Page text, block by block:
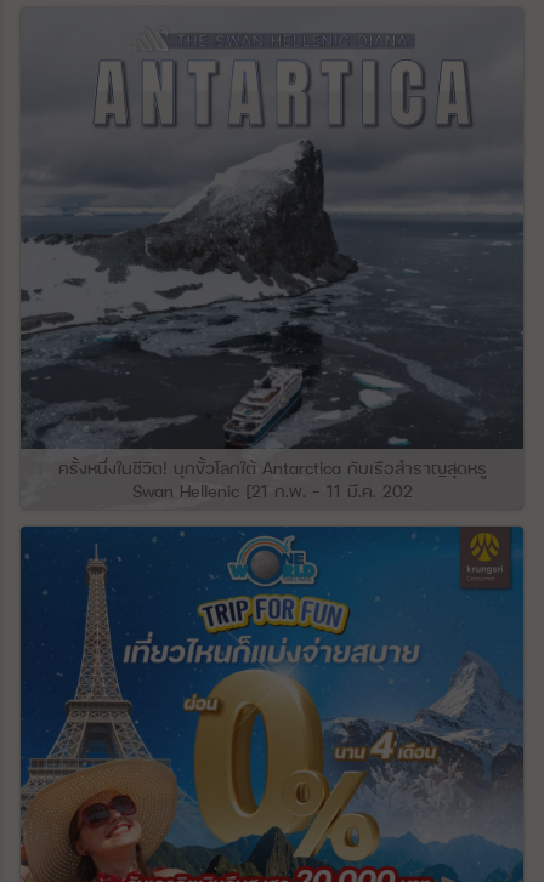
เคซัส ซึ่งประกอบด้วยแนวเทือกเขาขนานและ
แนวขวางที่พุ่งสูงขึ้นไปทางทิศตะวันออก และ
มักจะคั่นด้วยโตรกธารและป่าลึก ยอดเขาที่
งดงามตระการตา ได้แก่ ยอดเขา Shkhara ซึ่ง
สูง 16,627 ฟุต (5,068 เมตร) เป็นจุดที่สูงที่สุด
ในจอร์เจีย และ Mounts Rustaveli, Tetnuld
และ Ushba ซึ่งทั้งหมดสูงกว่า 15,000 ฟุต
ปล่องของภูเขาไฟ Mkinvari (Kazbek) ที่ดับ
แล้วอยู่เหนือเทือกเขา Bokovoy ทางตอนเหนือ
สุดจากความสูง 16,512 ฟุต แนวยอดเขาที่
สำคัญจำนวนหนึ่งขยายออกไปทางทิศใต้จาก
ระยะกลาง รวมถึงของยอดเขา Lomis และ
Kartli (Kartalinian) ที่ตั้งฉากกับแนวเทือกเขา
คอเคเซียน จากแนวชายฝั่งที่ปกคลุมด้วยน้ำ
แข็งของพื้นที่สูงและสวยงามเหล่านี้ประกอบ
ด้วยลำธารและแม่น้ำหลายสายไหลผ่าน ความ
ลาดชันทางตอนใต้ของเทือกเขาเกรทเทอร์คอ
เคซัส ประกอบด้วยที่ราบลุ่มภาคกลางที่เกิดขึ้น
จากความกดอากาศต่ำทางโครงสร้างขนาด
ใหญ่ ที่ราบโกลคิดาใกล้ชายฝั่งทะเลดำถูก
ปกคลุมด้วยชั้นหนาของตะกอนที่เกิดจากแม่น้ำ
สำคัญของจอร์เจียตะวันตก ได้แก่ แม่น้ำ
Inguri, Rioni และ Kodori ซึ่งไหลลงมาจาก
เทือกเขาเกรทเทอร์คอเคซัส ซึ่งไหลผ่านพื้นที่
กว้างสู่ทะเล ภูมิภาคนี้จึงมีความสำคัญอย่างยิ่ง
ผ่านการเพาะปลูกพืชกึ่งเขตร้อนและพืชเชิง
พาณิชย์อื่นๆ ทางด้านทิศตะวันออก มีเทือกเขา
Meskhet และ Likh ซึ่งเชื่อมระหว่างเทือกเขา
คอเคซัสและที่ราบสูงคอเคซัส (Greater and
Lesser Caucasus) ระะหว่างแอ่งของทะเลดำ
และทะเลแคสเปียน ในจอร์เจียตอนกลาง
ระหว่างเมือง Khashuri และ Mtsʿkhetʿa
(เมืองหลวงโบราณ) เป็นที่ราบสูงชั้นในที่เรียก
ว่าที่ราบ Kartli (Kartalinian) ล้อมรอบด้วย
ภูเขาทางทิศเหนือ ทิศใต้ ทิศตะวันออก และทิศ
ตะวันตก ที่ปกคลุมไปด้วยตะกอนดินเหลืองเป็น
ไรน์ให้เราได้เห็นตลอดในระหว่างล่อง
เรือ#Covid19จบเราจะไปเที่ยวกัน
ครั้งหนึ่งในชีวิต! บุกขั้วโลกใต้ Antarctica กับเรือสำราญสุดหรู
Swan Hellenic [21 ก.พ. – 11 มี.ค. 202